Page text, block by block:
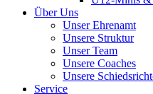
Über Uns
Unser Ehrenamt
Unsere Struktur
Unser Team
Unsere Coaches
Unsere
Service